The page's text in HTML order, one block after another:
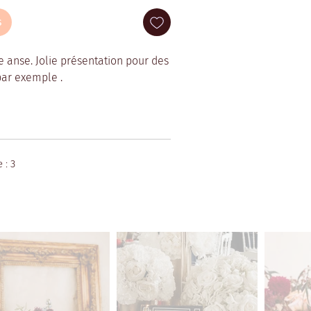
anse. Jolie présentation pour des
exemple .
: 3